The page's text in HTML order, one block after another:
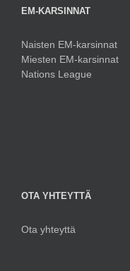
EM-KARSINNAT
Naisten EM-karsinnat
Miesten EM-karsinnat
Nations League
OTA YHTEYTTÄ
Ota yhteyttä